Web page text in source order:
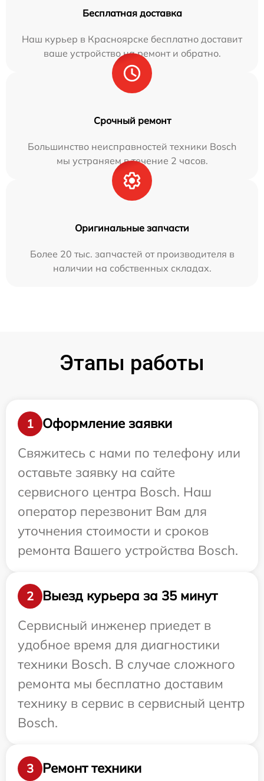
Бесплатная доставка
Наш курьер в Красноярске бесплатно доставит
ваше устройство на ремонт и обратно.
Срочный ремонт
Большинство неисправностей техники Bosch
мы устраняем в течение 2 часов.
Оригинальные запчасти
Более 20 тыс. запчастей от производителя в
наличии на собственных складах.
Этапы работы
1
Оформление заявки
Свяжитесь с нами по телефону или
оставьте заявку на сайте
сервисного центра Bosch. Наш
оператор перезвонит Вам для
уточнения стоимости и сроков
ремонта Вашего устройства Bosch.
2
Выезд курьера за 35 минут
Сервисный инженер приедет в
удобное время для диагностики
техники Bosch. В случае сложного
ремонта мы бесплатно доставим
технику в сервис в сервисный центр
Bosch.
3 Ремонт техники